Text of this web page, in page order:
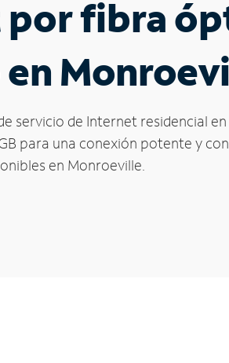
fibra
servicio de Internet residencial
para una conexión potente y
en Monroeville.